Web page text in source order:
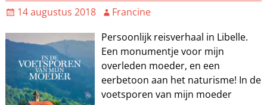
14 augustus 2018
Francine
Persoonlijk reisverhaal in Libelle.
Een monumentje voor mijn
overleden moeder, en een
eerbetoon aan het naturisme! In de
voetsporen van mijn moeder